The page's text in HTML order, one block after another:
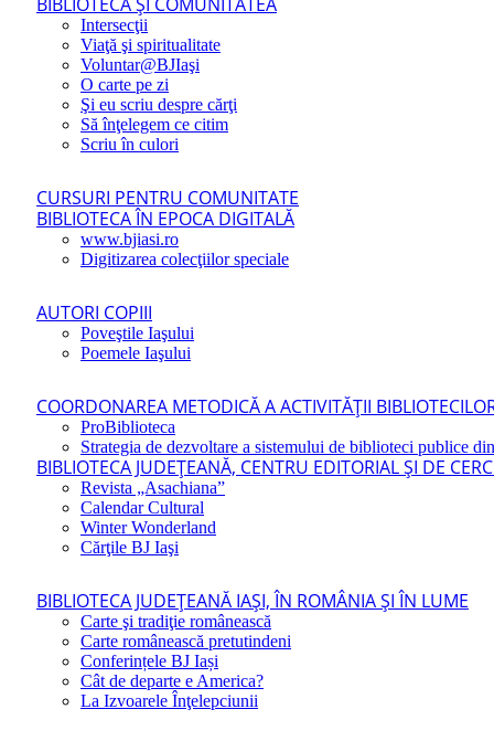
Intersecţii
Viaţă şi spiritualitate
Voluntar@BJIaşi
O carte pe zi
Şi eu scriu despre cărţi
Să înţelegem ce citim
Scriu în culori
CURSURI PENTRU COMUNITATE
BIBLIOTECA ÎN EPOCA DIGITALĂ
www.bjiasi.ro
Digitizarea colecţiilor speciale
AUTORI COPIII
Poveştile Iaşului
Poemele Iaşului
COORDONAREA METODICĂ A ACTIVITĂŢII
ProBiblioteca
Strategia de dezvoltare a sistemului de biblioteci publice
BIBLIOTECA JUDEŢEANĂ, CENTRU EDITORIAL ŞI DE
Revista „Asachiana”
Calendar Cultural
Winter Wonderland
Cărţile BJ Iaşi
BIBLIOTECA JUDEŢEANĂ IAŞI, ÎN ROMÂNIA ŞI ÎN LUME
Carte şi tradiţie românească
Carte românească pretutindeni
Conferințele BJ Iași
Cât de departe e America?
La Izvoarele Înţelepciunii